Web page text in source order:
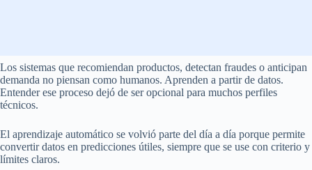
Los sistemas que recomiendan productos, detectan fraudes o anticipan
demanda no piensan como humanos. Aprenden a partir de datos.
Entender ese proceso dejó de ser opcional para muchos perfiles
técnicos.
El aprendizaje automático se volvió parte del día a día porque permite
convertir datos en predicciones útiles, siempre que se use con criterio y
límites claros.